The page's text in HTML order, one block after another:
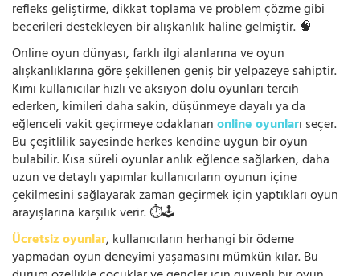
refleks geliştirme, dikkat toplama ve problem çözme gibi
becerileri destekleyen bir alışkanlık haline gelmiştir. 🧠
Online oyun dünyası, farklı ilgi alanlarına ve oyun
alışkanlıklarına göre şekillenen geniş bir yelpazeye sahiptir.
Kimi kullanıcılar hızlı ve aksiyon dolu oyunları tercih
ederken, kimileri daha sakin, düşünmeye dayalı ya da
eğlenceli vakit geçirmeye odaklananonline oyunları seçer.
Bu çeşitlilik sayesinde herkes kendine uygun bir oyun
bulabilir. Kısa süreli oyunlar anlık eğlence sağlarken, daha
uzun ve detaylı yapımlar kullanıcıların oyunun içine
çekilmesini sağlayarak zaman geçirmek için yaptıkları oyun
arayışlarına karşılık verir. ⏱️🕹️
Ücretsiz oyunlar, kullanıcıların herhangi bir ödeme
yapmadan oyun deneyimi yaşamasını mümkün kılar. Bu